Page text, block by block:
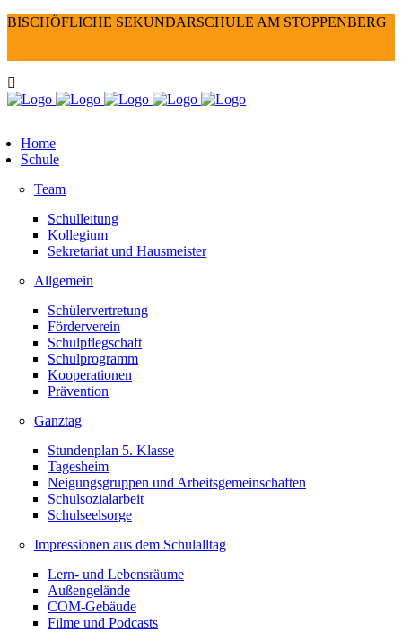
BISCHÖFLICHE SEKUNDARSCHULE AM STOPPENBERG
Home
Schule
Team
Schulleitung
Kollegium
Sekretariat und Hausmeister
Allgemein
Schülervertretung
Förderverein
Schulpflegschaft
Schulprogramm
Kooperationen
Prävention
Ganztag
Stundenplan 5. Klasse
Tagesheim
Neigungsgruppen und Arbeitsgemeinschaften
Schulsozialarbeit
Schulseelsorge
Impressionen aus dem Schulalltag
Lern- und Lebensräume
Außengelände
COM-Gebäude
Filme und Podcasts